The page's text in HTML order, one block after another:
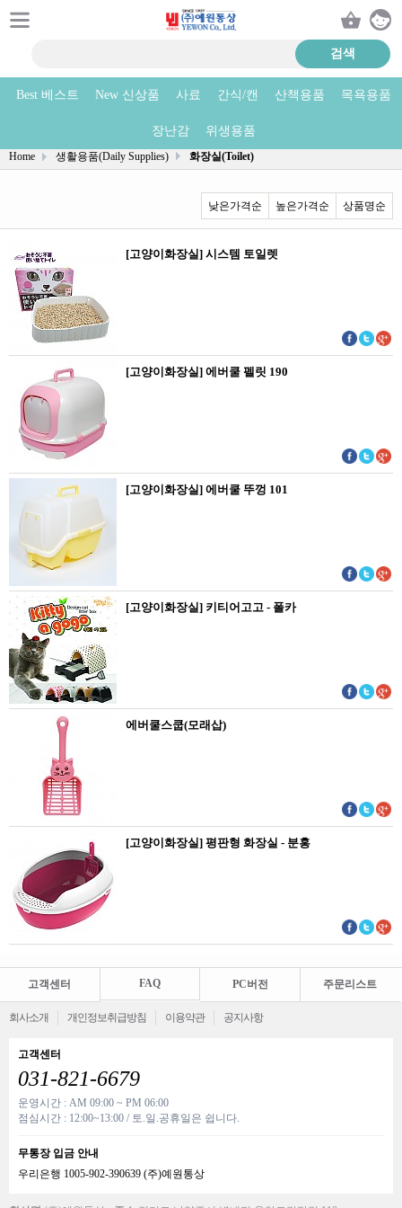
Best 베스트 New 신상품 사료 간식/캔 산책용품 목욕용품
장난감 위생용품
화장실(Toilet) 상품리스트
Home 생활용품(Daily Supplies) 화장실(Toilet)
낮은가격순 높은가격순 상품명순
[고양이화장실] 시스템 토일렛
[고양이화장실] 에버쿨 펠릿 190
[고양이화장실] 에버쿨 뚜껑 101
[고양이화장실] 키티어고고 - 폴카
에버쿨스쿱(모래삽)
[고양이화장실] 평판형 화장실 - 분홍
고객센터 FAQ PC버전 주문리스트
회사소개 개인정보취급방침 이용약관 공지사항
고객센터
031-821-6679
운영시간 : AM 09:00 ~ PM 06:00
점심시간 : 12:00~13:00 / 토.일.공휴일은 쉽니다.
무통장 입금 안내
우리은행 1005-902-390639 (주)예원통상